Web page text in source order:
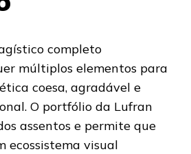
completo
múltiplos elementos para
coesa, agradável e
O portfólio da Lufran
assentos e permite que
ecossistema visual